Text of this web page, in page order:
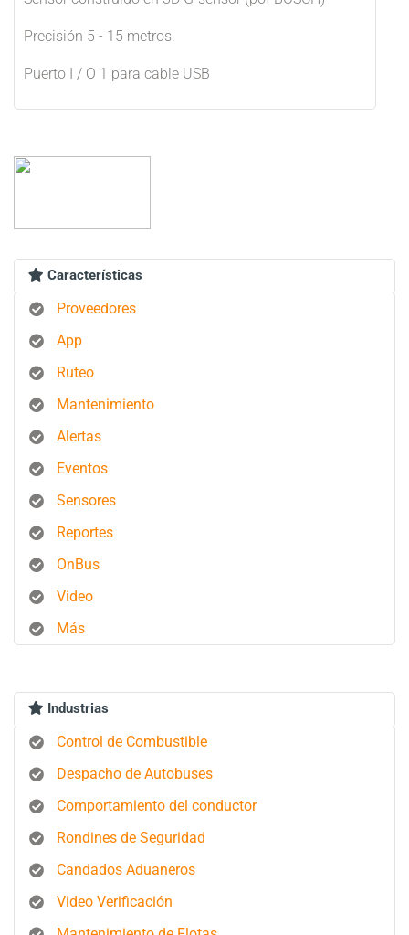
Precisión 5 - 15 metros.
Puerto I / O 1 para cable USB
Características
Proveedores
App
Ruteo
Mantenimiento
Alertas
Eventos
Sensores
Reportes
OnBus
Video
Más
Industrias
Control de Combustible
Despacho de Autobuses
Comportamiento del conductor
Rondines de Seguridad
Candados Aduaneros
Video Verificación